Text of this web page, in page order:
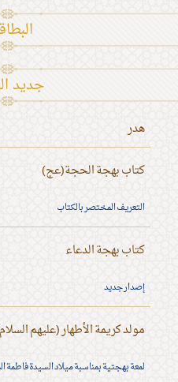
جديد
هدر
كتاب بهجة الحجة(عج)
التعريف المختصر بالكتاب
كتاب بهجة الدعاء
إصدار جديد
مولد كريمة الأطهار (عليهم
لمعة بهجتية بمناسبة ميلاد السيدة فاطمة